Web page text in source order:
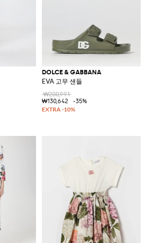
DOLCE & GABBANA
EVA 고무 샌들
₩200,991
₩130,642
-35%